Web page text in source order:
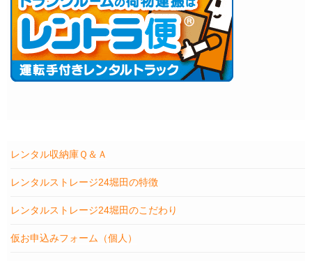
レンタル収納庫Ｑ＆Ａ
レンタルストレージ24堀田の特徴
レンタルストレージ24堀田のこだわり
仮お申込みフォーム（個人）